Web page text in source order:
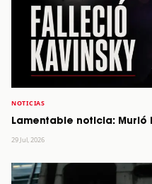
NOTICIAS
Lamentable noticia: Murió
29 Jul, 2026